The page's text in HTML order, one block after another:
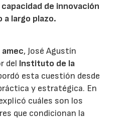
de innovación
a largo plazo.
amec, José Agustín
del Instituto de la
esta cuestión desde
y estratégica. En
cuáles son los
que condicionan la